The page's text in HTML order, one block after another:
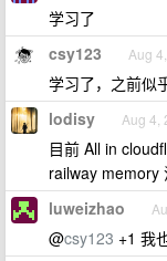
学习了
csy123 Aug
学习了，之前似
lodisy Aug 4,
目前 All in
railway memory
luweizhao
@csy123 +1 我